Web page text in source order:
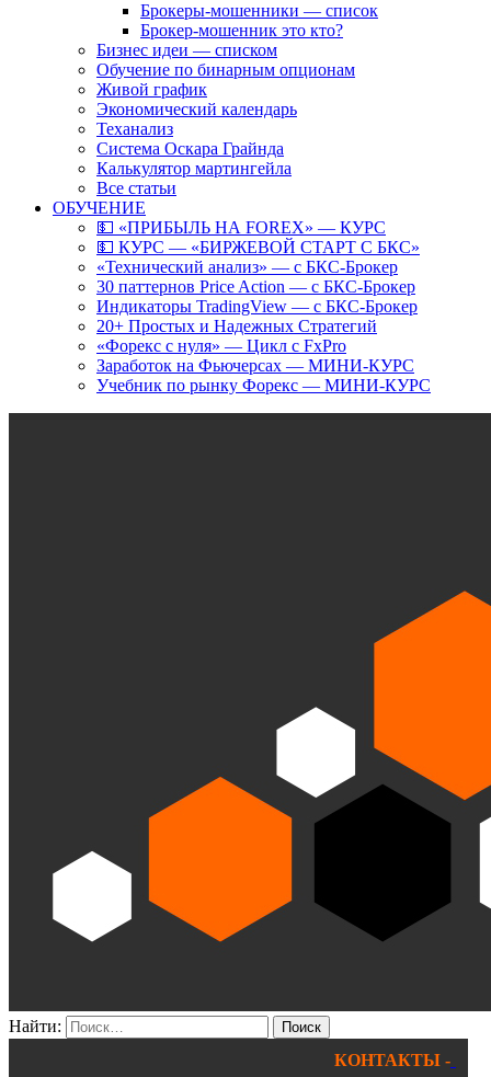
Брокеры-мошенники — список
Брокер-мошенник это кто?
Бизнес идеи — списком
Обучение по бинарным опционам
Живой график
Экономический календарь
Теханализ
Система Оскара Грайнда
Калькулятор мартингейла
Все статьи
ОБУЧЕНИЕ
💵 «ПРИБЫЛЬ НА FOREX» — КУРС
💵 КУРС — «БИРЖЕВОЙ СТАРТ С БКС»
«Технический анализ» — с БКС-Брокер
30 паттернов Price Action — с БКС-Брокер
Индикаторы TradingView — с БКС-Брокер
20+ Простых и Надежных Стратегий
«Форекс с нуля» — Цикл с FxPro
Заработок на Фьючерсах — МИНИ-КУРС
Учебник по рынку Форекс — МИНИ-КУРС
Найти:
КОНТАКТЫ -